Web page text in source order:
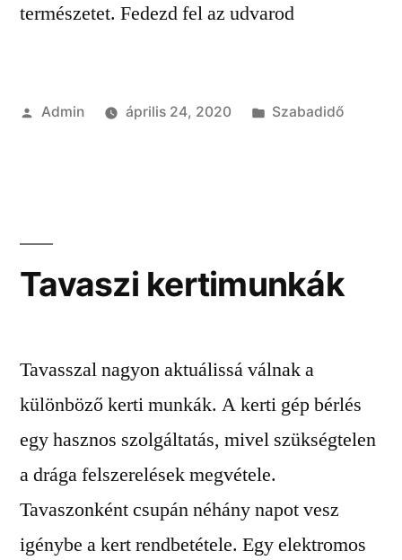
természetet. Fedezd fel az udvarod
Szerző:
Admin április 24, 2020 Kategória:
Szabadidő
Tavaszi kertimunkák
Tavasszal nagyon aktuálissá válnak a
különböző kerti munkák. A kerti gép bérlés
egy hasznos szolgáltatás, mivel szükségtelen
a drága felszerelések megvétele.
Tavaszonként csupán néhány napot vesz
igénybe a kert rendbetétele. Egy elektromos